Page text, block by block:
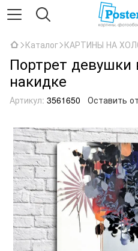
Каталог КАРТИНЫ НА
Портрет девушки
накидке
Артикул: 3561650 Оставить